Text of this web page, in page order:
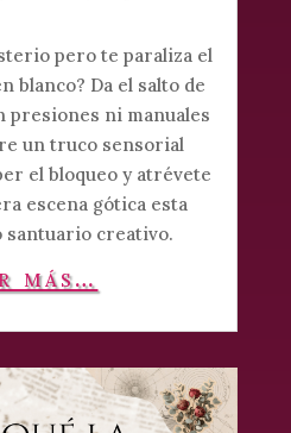
pero te paraliza el
blanco? Da el salto de
presiones ni manuales
un truco sensorial
el bloqueo y atrévete
escena gótica esta
santuario creativo.
más…